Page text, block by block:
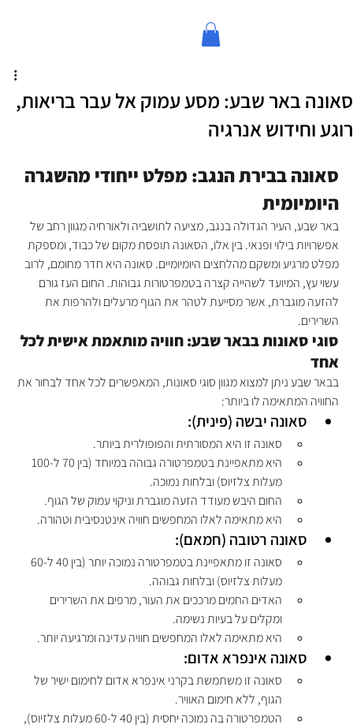
סאונה באר שבע: מסע עמוק אל עבר בריאות,
רוגע וחידוש אנרגיה
סאונה בבירת הנגב: מפלט ייחודי מהשגרה
היומיומית
באר שבע, העיר הגדולה בנגב, מציעה לתושביה ולאורחיה מגוון רחב של
אפשרויות בילוי ופנאי. בין אלו, הסאונה תופסת מקום של כבוד, ומספקת
מפלט מרגיע ומשקם מהלחצים היומיומיים. סאונה היא חדר מחומם, לרוב
עשוי עץ, המיועד לשהייה קצרה בטמפרטורות גבוהות. החום העז גורם
להזעה מוגברת, אשר מסייעת לטהר את הגוף מרעלים ולהרפות את
השרירים.
סוגי סאונות בבאר שבע: חוויה מותאמת אישית לכל
אחד
בבאר שבע ניתן למצוא מגוון סוגי סאונות, המאפשרים לכל אחד לבחור את
החוויה המתאימה לו ביותר:
סאונה יבשה (פינית):
סאונה זו היא המסורתית והפופולרית ביותר.
מעלות צלזיוס) ובלחות נמוכה.
החום היבש מעודד הזעה מוגברת וניקוי עמוק של הגוף.
היא מתאימה לאלו המחפשים חוויה אינטנסיבית וטהורה.
סאונה רטובה (חמאם):
מעלות צלזיוס) ובלחות גבוהה.
האדים החמים מרככים את העור, מרפים את השרירים
ומקלים על בעיות נשימה.
היא מתאימה לאלו המחפשים חוויה עדינה ומרגיעה יותר.
סאונה אינפרא אדום:
סאונה זו משתמשת בקרני אינפרא אדום לחימום ישיר של
הגוף, ללא חימום האוויר.
הטמפרטורה בה נמוכה יחסית (בין 40 ל-60 מעלות צלזיוס),